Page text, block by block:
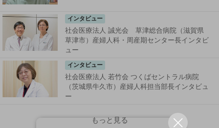
インタビュー
社会医療法人 誠光会 草津総合病院（滋賀県
草津市）産婦人科・周産期センター長インタビ
ュー
インタビュー
社会医療法人 若竹会 つくばセントラル病院
（茨城県牛久市）産婦人科担当部長インタビュ
ー
もっと見る